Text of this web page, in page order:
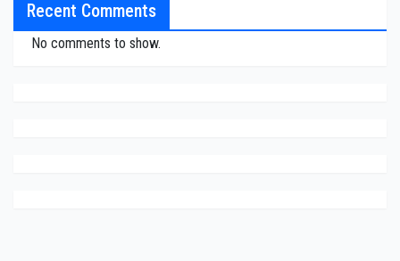
Recent Comments
No comments to show.